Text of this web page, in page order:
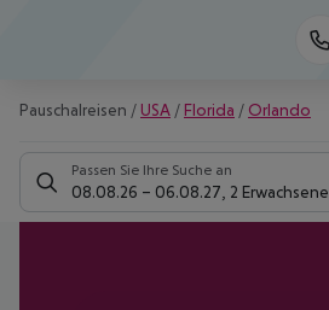
Pauschalreisen /USA / Florida / Orlando
Passen Sie Ihre Suche an
08.08.26 – 06.08.27 2 Erwachsene